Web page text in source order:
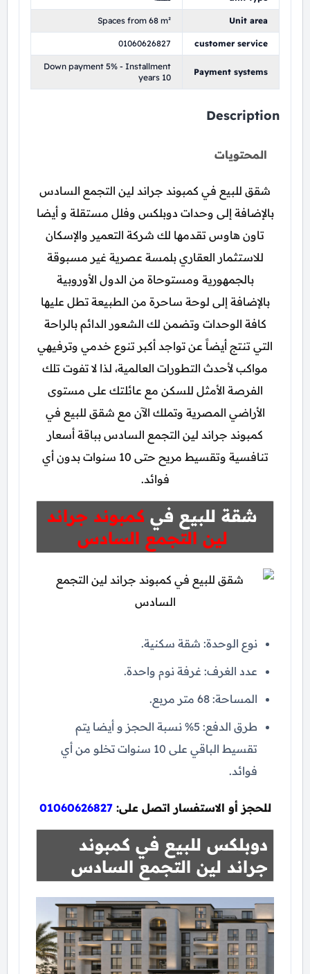
Unit area
Spaces from 68 m²
customer service
01060626827
Payment systems
Down payment 5% - Installment
years 10
Description
المحتويات
شقق للبيع في كمبوند جراند لين التجمع السادس
بالإضافة إلى وحدات دوبلكس وفلل مستقلة و أيضا
تاون هاوس تقدمها لك شركة التعمير والإسكان
للاستثمار العقاري بلمسة عصرية غير مسبوقة
بالجمهورية ومستوحاة من الدول الأوروبية
بالإضافة إلى لوحة ساحرة من الطبيعة تطل عليها
كافة الوحدات وتضمن لك الشعور الدائم بالراحة
التي تنتج أيضاً عن تواجد أكبر تنوع خدمي وترفيهي
مواكب لأحدث التطورات العالمية، لذا لا تفوت تلك
الفرصة الأمثل للسكن مع عائلتك على مستوى
الأراضي المصرية وتملك الآن مع شقق للبيع في
كمبوند جراند لين التجمع السادس بباقة أسعار
تنافسية وتقسيط مريح حتى 10 سنوات بدون أي
فوائد.
شقة للبيع في كمبوند جراند
لين التجمع السادس
نوع الوحدة: شقة سكنية.
عدد الغرف: غرفة نوم واحدة.
المساحة: 68 متر مربع.
طرق الدفع: 5% نسبة الحجز و أيضا يتم
تقسيط الباقي على 10 سنوات تخلو من أي
فوائد.
للحجز أو الاستفسار اتصل على:01060626827
دوبلكس للبيع في كمبوند
جراند لين التجمع السادس